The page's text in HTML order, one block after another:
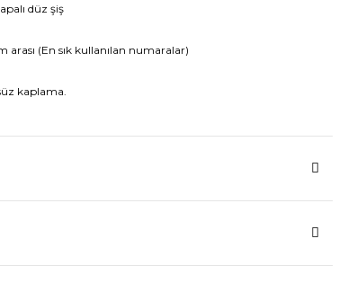
düz şiş
(En sık kullanılan numaralar)
kaplama.